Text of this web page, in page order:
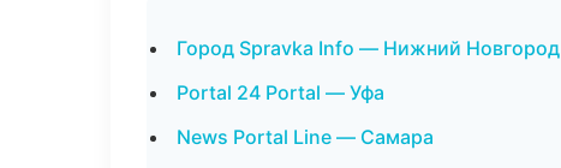
Город Spravka Info — Нижний Новгород
Portal 24 Portal — Уфа
News Portal Line — Самара